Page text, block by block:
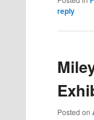
reply
Posted on